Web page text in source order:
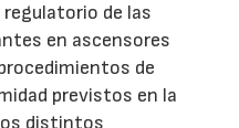
regulatorio de las
en ascensores
de
previstos en la
distintos